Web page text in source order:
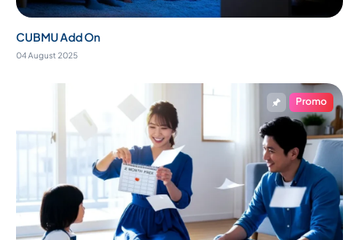
CUBMU Add On
04 August 2025
Promo